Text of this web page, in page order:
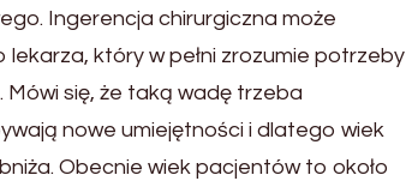
Ingerencja chirurgiczna może
który w pełni zrozumie potrzeby
się, że taką wadę trzeba
nowe umiejętności i dlatego wiek
Obecnie wiek pacjentów to około